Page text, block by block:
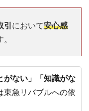
引において安心感
がない」「知識がな
東急リバブルへの依